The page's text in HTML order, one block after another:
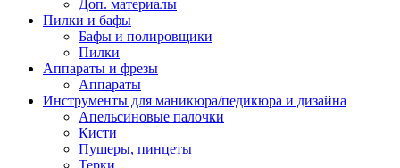
Доп. материалы
Пилки и бафы
Бафы и полировщики
Пилки
Аппараты и фрезы
Аппараты
Инструменты для маникюра/педикюра и дизайна
Апельсиновые палочки
Кисти
Пушеры, пинцеты
Терки